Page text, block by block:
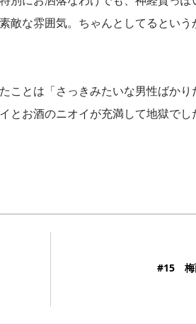
敵な雰囲気。ちゃんとしてるとい
ことは「さっきみたいな男性ばか
お酒のニオイが充満して地獄でし
#15 梅